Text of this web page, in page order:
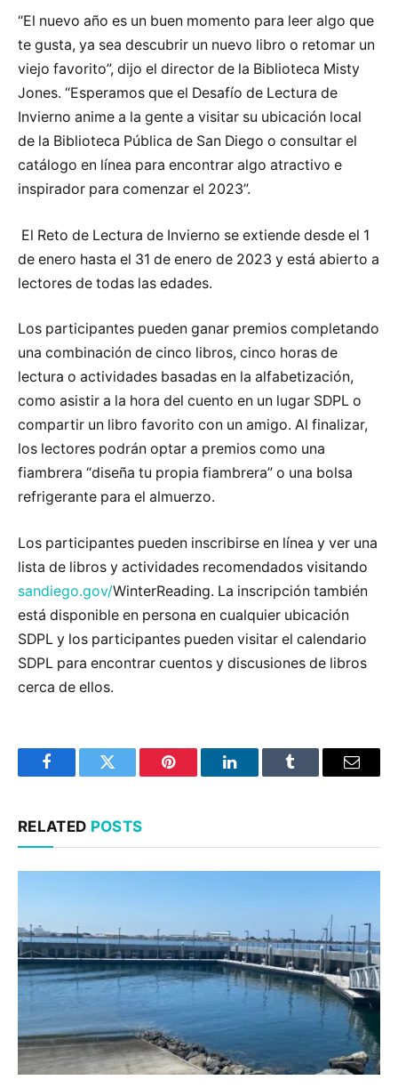
“El nuevo año es un buen momento para leer algo que
te gusta, ya sea descubrir un nuevo libro o retomar un
viejo favorito”, dijo el director de la Biblioteca Misty
Jones. “Esperamos que el Desafío de Lectura de
Invierno anime a la gente a visitar su ubicación local
de la Biblioteca Pública de San Diego o consultar el
catálogo en línea para encontrar algo atractivo e
inspirador para comenzar el 2023”.
El Reto de Lectura de Invierno se extiende desde el 1
de enero hasta el 31 de enero de 2023 y está abierto a
lectores de todas las edades.
Los participantes pueden ganar premios completando
una combinación de cinco libros, cinco horas de
lectura o actividades basadas en la alfabetización,
como asistir a la hora del cuento en un lugar SDPL o
compartir un libro favorito con un amigo. Al finalizar,
los lectores podrán optar a premios como una
fiambrera “diseña tu propia fiambrera” o una bolsa
refrigerante para el almuerzo.
Los participantes pueden inscribirse en línea y ver una
lista de libros y actividades recomendados visitando
sandiego.gov/WinterReading. La inscripción también
está disponible en persona en cualquier ubicación
SDPL y los participantes pueden visitar el calendario
SDPL para encontrar cuentos y discusiones de libros
cerca de ellos.
FacebookTwitter Pinterest LinkedInTumblr Email
RELATED POSTS